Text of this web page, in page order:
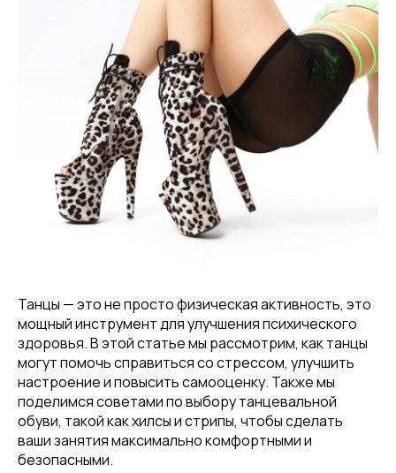
Танцы — это не просто физическая активность, это
мощный инструмент для улучшения психического
здоровья. В этой статье мы рассмотрим, как танцы
могут помочь справиться со стрессом, улучшить
настроение и повысить самооценку. Также мы
поделимся советами по выбору танцевальной
обуви, такой как хилсы и стрипы, чтобы сделать
ваши занятия максимально комфортными и
безопасными.